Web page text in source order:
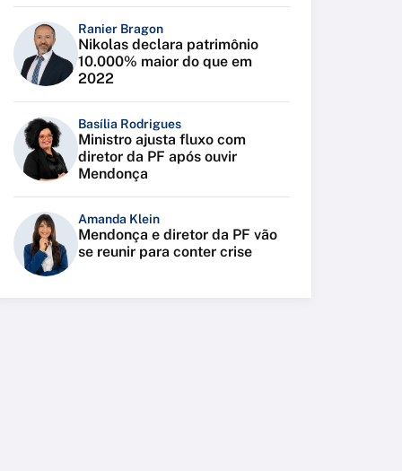
Ranier Bragon
Nikolas declara patrimônio
10.000% maior do que em
2022
Basília Rodrigues
Ministro ajusta fluxo com
diretor da PF após ouvir
Mendonça
Amanda Klein
Mendonça e diretor da PF vão
se reunir para conter crise